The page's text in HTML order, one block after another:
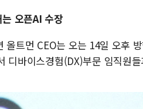
오픈AI 수장
올트먼 CEO는 오는 14일 오후
디바이스경험(DX)부문 임직원